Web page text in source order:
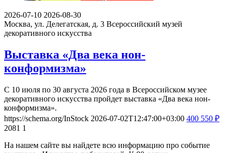
2026-07-10 2026-08-30
Москва, ул. Делегатская, д. 3 Всероссийский музей
декоративного искусства
Выставка «Два века нон-
конформизма»
С 10 июля по 30 августа 2026 года в Всероссийском музее
декоративного искусства пройдет выставка «Два века нон-
конформизма».
https://schema.org/InStock 2026-07-02T12:47:00+03:00 400 550 ₽
2081 1
На нашем сайте вы найдете всю информацию про событие